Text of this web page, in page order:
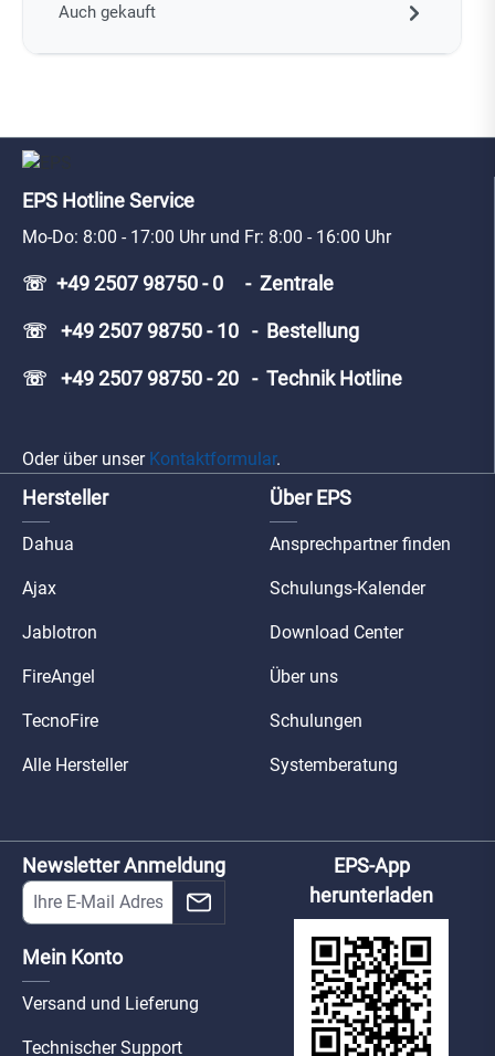
Auch gekauft
EPS Hotline Service
Mo-Do: 8:00 - 17:00 Uhr und Fr: 8:00 - 16:00 Uhr
☏ +49 2507 98750 - 0 - Zentrale
☏ +49 2507 98750 - 10 - Bestellung
☏ +49 2507 98750 - 20 - Technik Hotline
Oder über unser Kontaktformular.
Hersteller
Dahua
Ajax
Jablotron
FireAngel
TecnoFire
Alle Hersteller
Über EPS
Ansprechpartner finden
Schulungs-Kalender
Download Center
Über uns
Schulungen
Systemberatung
Newsletter Anmeldung
Mein Konto
Versand und Lieferung
Technischer Support
EPS-App
herunterladen